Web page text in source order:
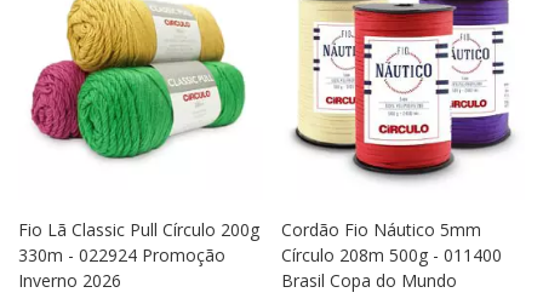
Fio Lã Classic Pull Círculo 200g
330m - 022924 Promoção
Inverno 2026
Cordão Fio Náutico 5mm
Círculo 208m 500g - 011400
Brasil Copa do Mundo